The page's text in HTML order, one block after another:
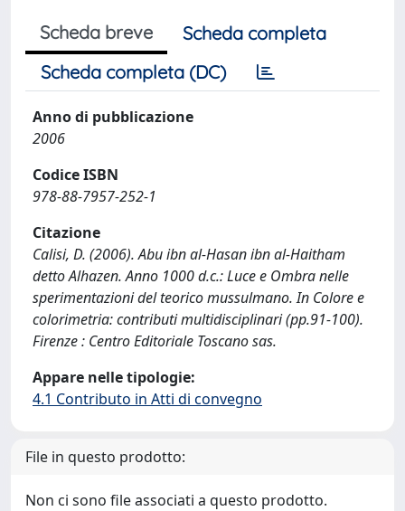
Scheda breve
Scheda completa
Scheda completa (DC)
Anno di pubblicazione
2006
Codice ISBN
978-88-7957-252-1
Citazione
Calisi, D. (2006). Abu ibn al-Hasan ibn al-Haitham
detto Alhazen. Anno 1000 d.c.: Luce e Ombra nelle
sperimentazioni del teorico mussulmano. In Colore e
colorimetria: contributi multidisciplinari (pp.91-100).
Firenze : Centro Editoriale Toscano sas.
Appare nelle tipologie:
4.1 Contributo in Atti di convegno
File in questo prodotto:
Non ci sono file associati a questo prodotto.